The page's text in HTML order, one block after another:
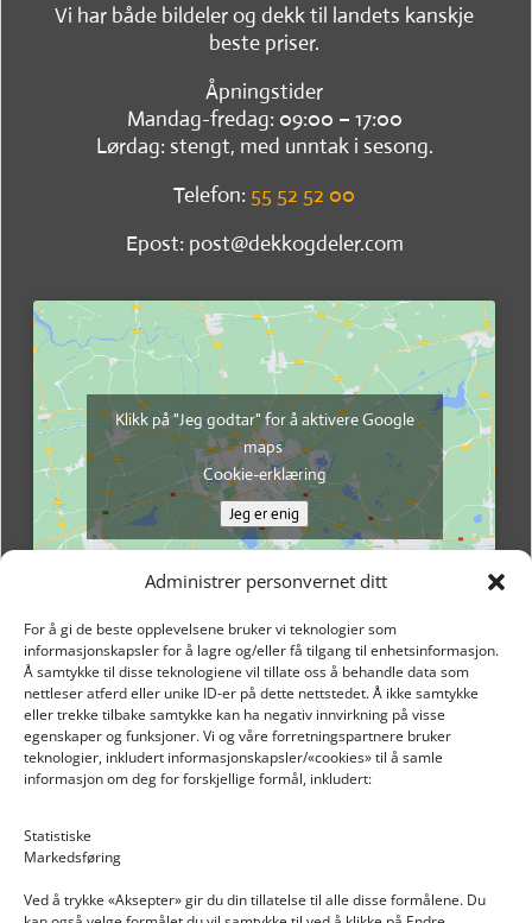
Administrer personvernet ditt
For å gi de beste opplevelsene bruker vi teknologier som
informasjonskapsler for å lagre og/eller få tilgang til enhetsinformasjon.
Å samtykke til disse teknologiene vil tillate oss å behandle data som
nettleser atferd eller unike ID-er på dette nettstedet. Å ikke samtykke
eller trekke tilbake samtykke kan ha negativ innvirkning på visse
egenskaper og funksjoner. Vi og våre forretningspartnere bruker
teknologier, inkludert informasjonskapsler/«cookies» til å samle
informasjon om deg for forskjellige formål, inkludert:
Statistiske
Markedsføring
Ved å trykke «Aksepter» gir du din tillatelse til alle disse formålene. Du
Vi har både bildeler og dekk til landets kanskje
beste priser.
Åpningstider
Mandag-fredag: 09:00 – 17:00
Lørdag: stengt, med unntak i sesong.
Telefon: 55 52 52 00
Epost: post@dekkogdeler.com
Klikk på "Jeg godtar" for å aktivere Google
maps
Cookie-erklæring
Jeg er enig